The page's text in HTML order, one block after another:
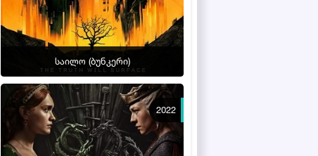
საილო (ბუნკერი)
2022